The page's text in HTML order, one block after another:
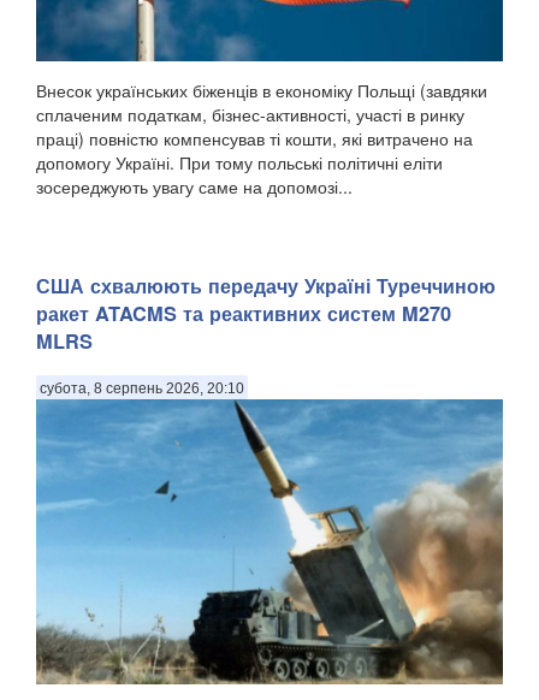
Внесок українських біженців в економіку Польщі (завдяки
сплаченим податкам, бізнес-активності, участі в ринку
праці) повністю компенсував ті кошти, які витрачено на
допомогу Україні. При тому польські політичні еліти
зосереджують увагу саме на допомозі...
США схвалюють передачу Україні Туреччиною
ракет ATACMS та реактивних систем M270
MLRS
субота, 8 серпень 2026, 20:10